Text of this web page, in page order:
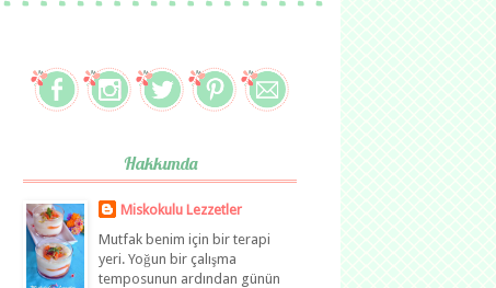
Hakkımda
Miskokulu Lezzetler
Mutfak benim için bir terapi
yeri. Yoğun bir çalışma
temposunun ardından günün